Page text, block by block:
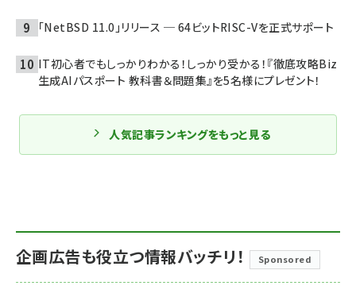
「NetBSD 11.0」リリース ─ 64ビットRISC-Vを正式サポート
IT初心者でもしっかりわかる！しっかり受かる！『徹底攻略Biz
生成AIパスポート 教科書＆問題集』を5名様にプレゼント！
人気記事ランキングをもっと見る
企画広告も役立つ情報バッチリ！ Sponsored